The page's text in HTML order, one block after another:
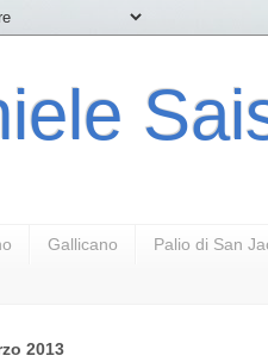
Gallicano Palio di San
2013